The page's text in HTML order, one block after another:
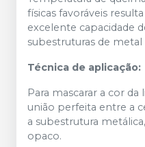
físicas favoráveis
excelente capacidade
subestruturas de
Técnica de aplicação:
Para mascarar a cor
união perfeita entre a
a subestrutura
opaco.